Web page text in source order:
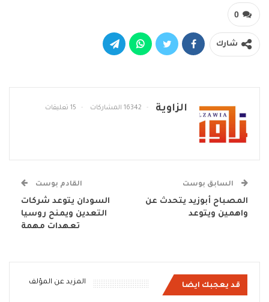
0
شارك
الزاوية 16342 المشاركات 15 تعليقات
السابق بوست
المصباح أبوزيد يتحدث عن
واهمين ويتوعد
القادم بوست
السودان يتوعد شركات
التعدين ويمنح روسيا
تعهدات مهمة
قد يعجبك ايضا المزيد عن المؤلف